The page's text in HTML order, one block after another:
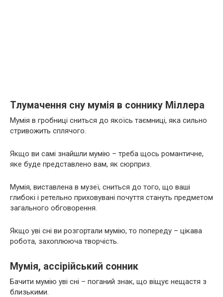
Тлумачення сну мумія в соннику Міллера
Мумія в гробниці сниться до якоїсь таємниці, яка сильно
стривожить сплячого.
Якщо ви самі знайшли мумію – треба щось романтичне,
яке буде представлено вам, як сюрприз.
Мумія, виставлена в музеї, сниться до того, що ваші
глибокі і ретельно приховувані почуття стануть предметом
загального обговорення.
Якщо уві сні ви розгортали мумію, то попереду – цікава
робота, захоплююча творчість.
Мумія, ассірійський сонник
Бачити мумію уві сні – поганий знак, що віщує нещастя з
близькими.